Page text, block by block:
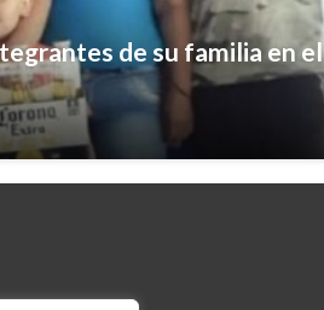
de su familia en el